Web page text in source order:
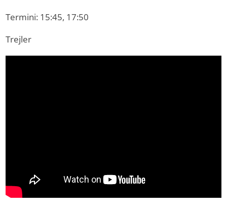
Termini: 15:45, 17:50
Trejler